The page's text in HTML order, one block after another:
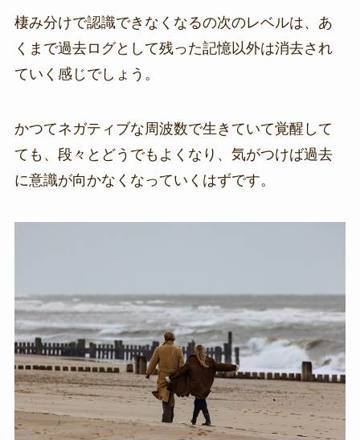
棲み分けで認識できなくなるの次のレベルは、あ
くまで過去ログとして残った記憶以外は消去され
ていく感じでしょう。
かつてネガティブな周波数で生きていて覚醒して
ても、段々とどうでもよくなり、気がつけば過去
に意識が向かなくなっていくはずです。